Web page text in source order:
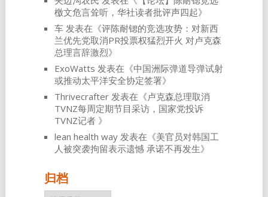
檄文危言耸听，华社读者批评声四起》
车发表在《评陈耐锶的竞选攻势：对新西
兰优先党取消PR投票权猛烈开火 对卢克森
总理言辞激烈》
ExoWatts 发表在《中国洲际弹道导弹试射
或推动太平洋安全协定签署》
Thrivecrafter发表在《卢克森总理取消
TVNZ每周定期节目采访，国家党投诉
TVNZ记者 》
lean health way发表在《美官员对韩国工
人被突袭拘留表示遗憾 承诺不再发生》
归档